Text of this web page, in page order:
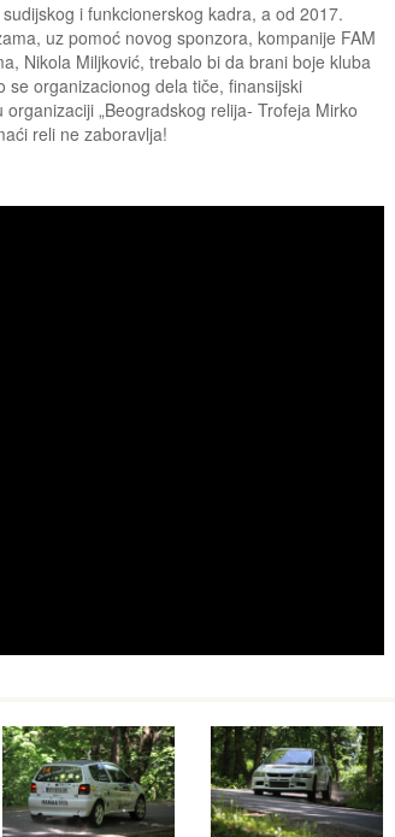
i funkcionerskog kadra, a od 2017.
uz pomoć novog sponzora, kompanije FAM
Nikola Miljković, trebalo bi da brani boje kluba
se organizacionog dela tiče, finansijski
„Beogradskog relija- Trofeja Mirko
reli ne zaboravlja!